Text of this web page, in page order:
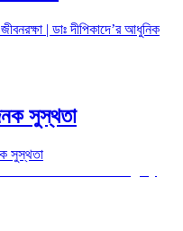
| ডাঃ দীপিকাদে’র আধুনিক
সুস্থতা
সুস্থতা